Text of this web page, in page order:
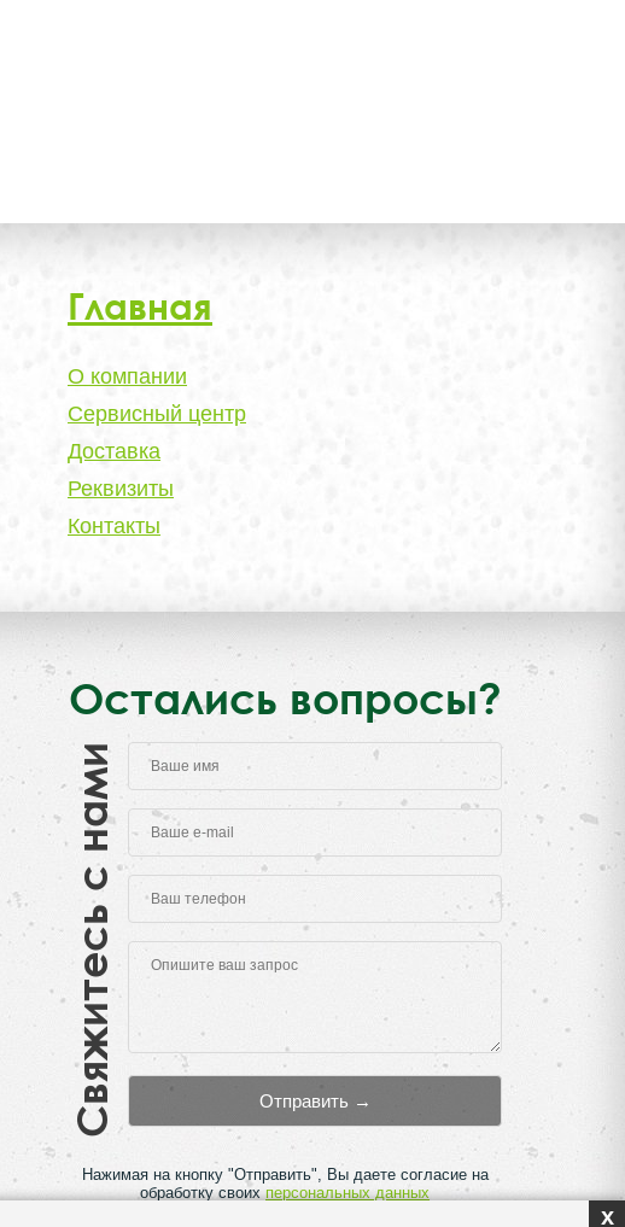
Главная
О компании
Сервисный центр
Доставка
Реквизиты
Контакты
Остались вопросы?
Свяжитесь с нами
Нажимая на кнопку "Отправить", Вы даете согласие на
обработку своихперсональных данных
x